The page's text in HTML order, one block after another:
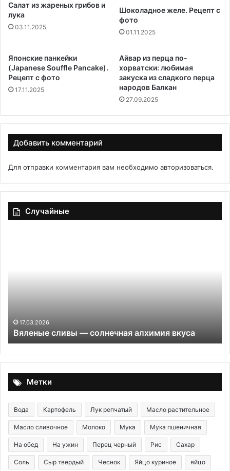
Салат из жареных грибов и
лука
03.11.2025
Шоколадное желе. Рецепт с
фото
01.11.2025
Японские панкейки
(Japanese Souffle Pancake).
Рецепт с фото
17.11.2025
Айвар из перца по-
хорватски: любимая
закуска из сладкого перца
народов Балкан
27.09.2025
Добавить комментарий
Для отправки комментария вам необходимо авторизоваться.
Случайные
17.03.2026
Вяленые сливы — солнечная алхимия вкуса
не
Метки
Вода Картофель Лук репчатый Масло растительное
Масло сливочное Молоко Мука Мука пшеничная
На обед На ужин Перец черный Рис Сахар
Соль Сыр твердый Чеснок Яйцо куриное яйцо